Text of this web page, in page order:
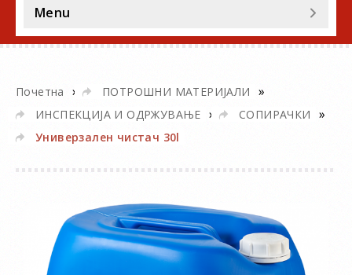
Menu
Почетна » ПОТРОШНИ МАТЕРИЈАЛИ »
ИНСПЕКЦИЈА И ОДРЖУВАЊЕ » СОПИРАЧКИ »
Универзален чистач 30l